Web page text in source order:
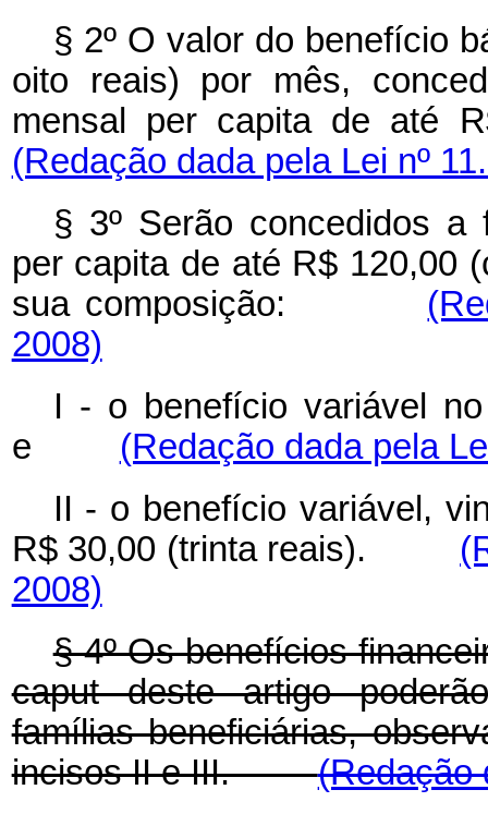
§ 2º O valor do benefício
oito reais) por mês,
mensal per capita de
(Redação dada pela Lei nº
§ 3º Serão concedidos a
per capita de até R$ 120,00
sua composição:
2008)
I - o benefício variável
e (Redação dada pela
II - o benefício variável,
R$ 30,00 (trinta reais).
2008)
§ 4º Os benefícios
caput deste artigo
famílias beneficiárias,
incisos II e III.(Redação